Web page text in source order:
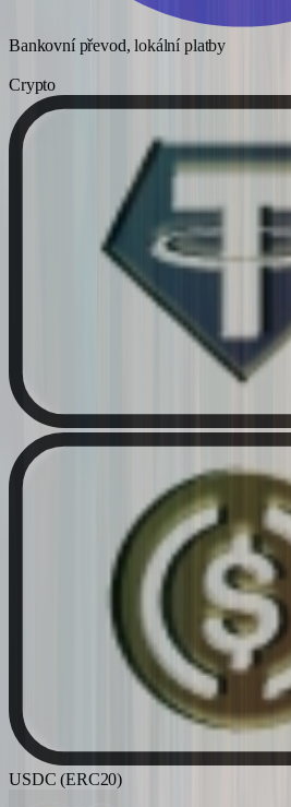
Bankovní převod, lokální platby
Crypto
USDC (ERC20)